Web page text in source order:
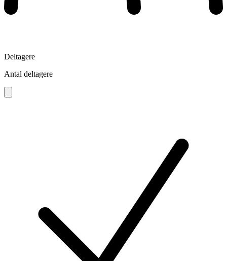
Deltagere
Antal deltagere